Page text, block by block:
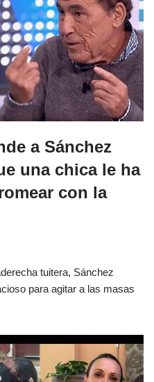
a Sánchez
una chica le ha
con la
tuitera, Sánchez
para agitar a las masas